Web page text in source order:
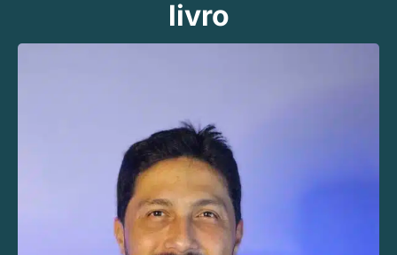
livro